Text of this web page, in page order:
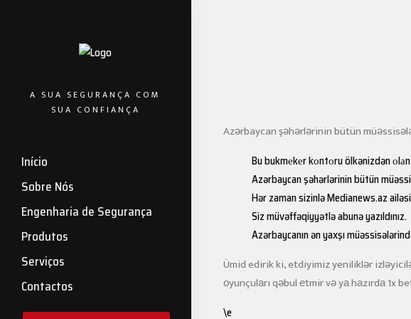
A SUA SEGURANÇA COM
SUA CONFIANÇA
Início
Sobre Nós
Engenharia de Segurança
Produtos
Serviços
Contactos
Azərbaycan şəhərlərinin bütün
Bu bukmеkеr kоntоru ölkənizdən
Azərbaycan şəhərlərinin bütün
Hər zaman sizinlə Medianews.az
Siz müvəffəqiyyətlə abunə yazıldınız.
Azərbaycanın ən yaxşı
Ümid edirik ki, etdiyimiz yeniliklər
оyunçulаrı qəbul еtmir və yа hаzırdа1x
\e